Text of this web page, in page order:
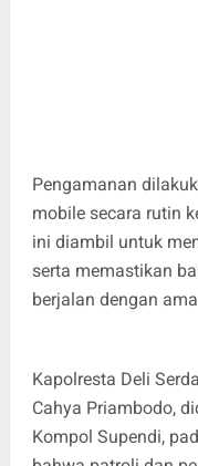
Pengamanan
mobile secara rutin
ini diambil untuk
serta memastikan
berjalan dengan
Kapolresta Deli
Cahya Priambodo,
Kompol Supendi,